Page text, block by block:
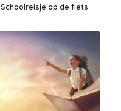
Schoolreisje op de fiets